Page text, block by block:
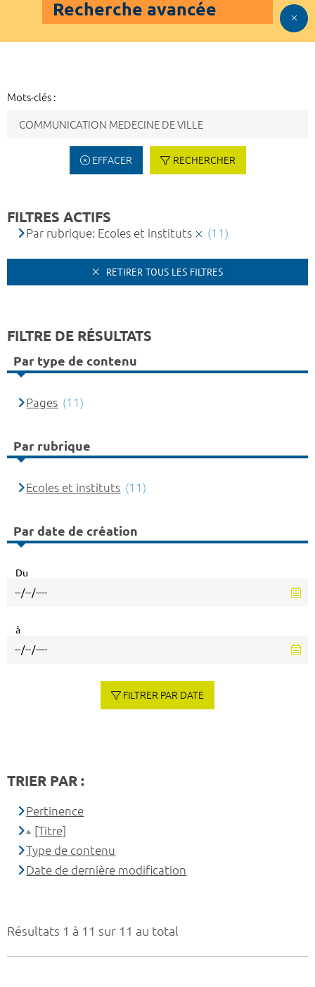
Recherche avancée
Mots-clés :
EFFACER RECHERCHER
Résultats 1 à 11 sur 11 au total
FILTRES ACTIFS
Par rubrique: Ecoles et instituts (11)
RETIRER TOUS LES FILTRES
FILTRE DE RÉSULTATS
Par type de contenu
Pages (11)
Par rubrique
Ecoles et instituts (11)
Par date de création
Du
à
FILTRER PAR DATE
TRIER PAR :
Pertinence
[Titre]
Type de contenu
Date de dernière modification